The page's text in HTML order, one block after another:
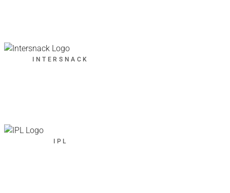
INTERSNACK
IPL